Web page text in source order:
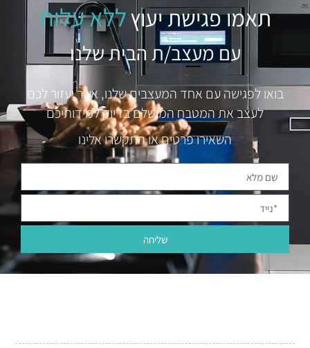
תאמו פגישת יעוץללא עלות
עם מעצב/ת הבית שלנו
בואו לפגישה עם אחד המעצבים שלנו, אשר יעזור לכם
לעצב את המטבח המושלם בדיוק למידותיכם
השאירו פרטים או התקשרו אלינו
שליחה